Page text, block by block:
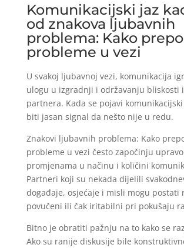
Komunikacijski jaz
od znakova ljubavnih
problema: Kako
probleme u vezi
U svakoj ljubavnoj vezi, komunikacija
ulogu u izgradnji i održavanju bliskosti
partnera. Kada se pojavi
biti jasan signal da nešto nije u redu.
Znakovi ljubavnih problema: Kako
probleme u vezi često započinju
promjenama u načinu i količini
Partneri koji su nekada dijelili
događaje, osjećaje i misli mogu postati
povučeni ili čak iritabilni pri pokušaju
Bitno je obratiti pažnju na to kako se
Ako su ranije diskusije bile